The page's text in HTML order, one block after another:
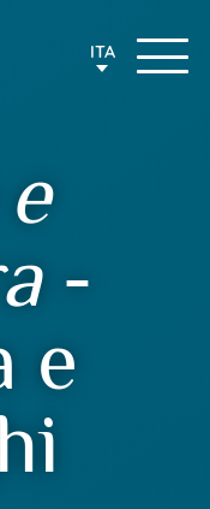
ITA
-
e